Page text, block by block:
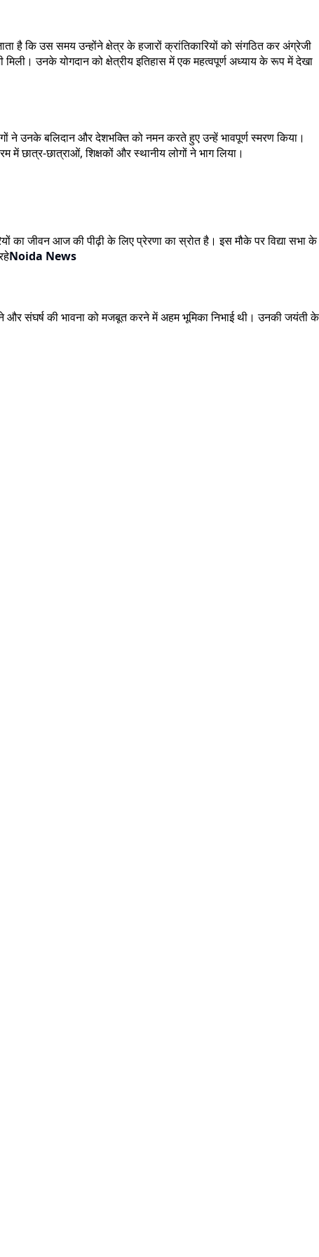
है कि उस समय उन्होंने क्षेत्र के हजारों क्रांतिकारियों को संगठित कर अंग्रेजी
उनके योगदान को क्षेत्रीय इतिहास में एक महत्वपूर्ण अध्याय के रूप में देखा
ने उनके बलिदान और देशभक्ति को नमन करते हुए उन्हें भावपूर्ण स्मरण किया।
में छात्र-छात्राओं, शिक्षकों और स्थानीय लोगों ने भाग लिया।
का जीवन आज की पीढ़ी के लिए प्रेरणा का स्रोत है। इस मौके पर विद्या सभा के
Noida News
और संघर्ष की भावना को मजबूत करने में अहम भूमिका निभाई थी। उनकी जयंती के